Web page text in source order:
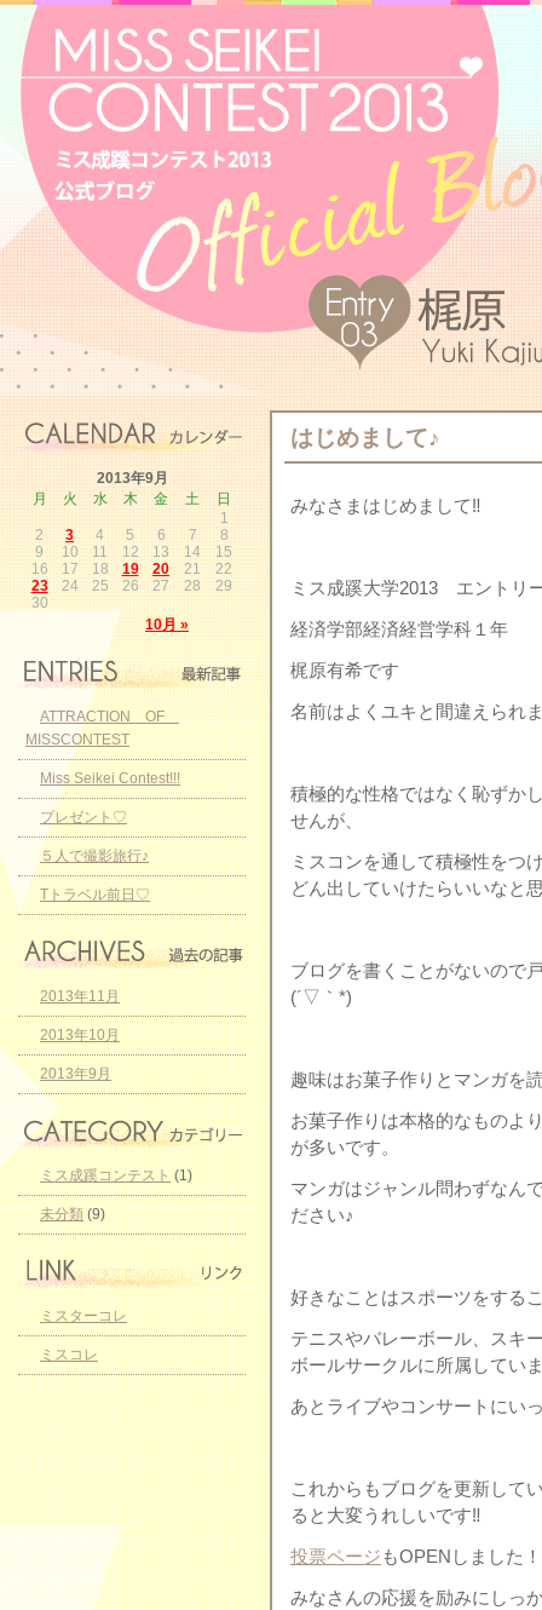
はじめまして♪
みなさまはじめまして‼
ミス成蹊大学2013 エントリ
経済学部経済経営学科１年
梶原有希です
名前はよくユキと間違えられ
積極的な性格ではなく恥ずか
せんが、
ミスコンを通して積極性をつ
どん出していけたらいいなと
ブログを書くことがないので
(´▽｀*)
趣味はお菓子作りとマンガを
お菓子作りは本格的なものよ
が多いです。
マンガはジャンル問わずなん
ださい♪
好きなことはスポーツをする
テニスやバレーボール、スキ
ボールサークルに所属してい
あとライブやコンサートにい
これからもブログを更新して
ると大変うれしいです‼
投票ページ もOPENしました
みなさんの応援を励みにしっ
2013年9月
月
火 水 木 金 土 日
10月 »
1
2
3 4 5 6 7
8
9
10 11 12 13 14
15
16
17 18 19 20 21
22
23
24 25 26 27 28
29
30
ATTRACTION OF
MISSCONTEST
Miss Seikei Contest!!!
プレゼント♡
５人で撮影旅行♪
Tトラベル前日♡
2013年11月
2013年10月
2013年9月
ミス成蹊コンテスト(1)
未分類(9)
ミスターコレ
ミスコレ